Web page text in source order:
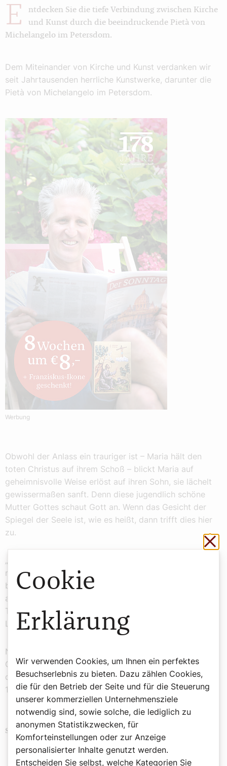
E
ntdecken Sie die tiefe Verbindung zwischen Kirche
und Kunst durch die beeindruckende Pietà von
Michelangelo im Petersdom.
Dem Miteinander von Kirche und Kunst verdanken wir
seit Jahrtausenden herrliche Kunstwerke, darunter die
Pietà von Michelangelo im Petersdom.
Werbung
Obwohl der Anlass ein trauriger ist – Maria hält den
toten Christus auf ihrem Schoß – blickt Maria auf
geheimnisvolle Weise erlöst auf ihren Sohn, sie lächelt
gewissermaßen sanft. Denn diese jugendlich schöne
Mutter Gottes schaut Gott an. Wenn das Gesicht der
Spiegel der Seele ist, wie es heißt, dann trifft dies hier
zu.
„Dass der Tod nicht das letzte Wort hat, kann man im
milden, duldenden und liebenden Angesicht Marias
buchstäblich sehen. Das glauben die Christen. Alles
andere ist nebensächlich“, schreibt der Arzt und
Theologe Manfred Lütz in seinem Buch „Der Sinn des
Lebens“.
Nicht nur für Lütz ist diese Pietà „das stärkste
Glaubensbekenntnis der Kunstgeschichte“, das der
damals junge und sehr fromme Michelangelo (1475–
1564) in den Jahren 1498/1499 geschaffen hat.
Schlagwörter Serie "Was wir der Kirche verdanken"
Cookie
Erklärung
Wir verwenden Cookies, um Ihnen ein perfektes
Besuchserlebnis zu bieten. Dazu zählen Cookies,
die für den Betrieb der Seite und für die Steuerung
unserer kommerziellen Unternehmensziele
notwendig sind, sowie solche, die lediglich zu
anonymen Statistikzwecken, für
Komforteinstellungen oder zur Anzeige
personalisierter Inhalte genutzt werden.
Entscheiden Sie selbst, welche Kategorien Sie